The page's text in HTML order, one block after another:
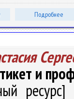
Подробнее
и